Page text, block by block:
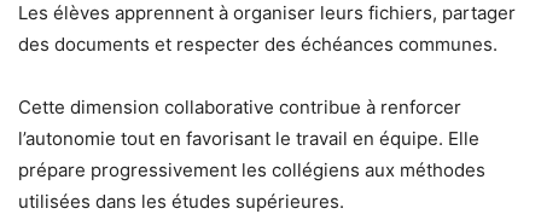
Les élèves apprennent à organiser leurs fichiers, partager
des documents et respecter des échéances communes.
Cette dimension collaborative contribue à renforcer
l’autonomie tout en favorisant le travail en équipe. Elle
prépare progressivement les collégiens aux méthodes
utilisées dans les études supérieures.